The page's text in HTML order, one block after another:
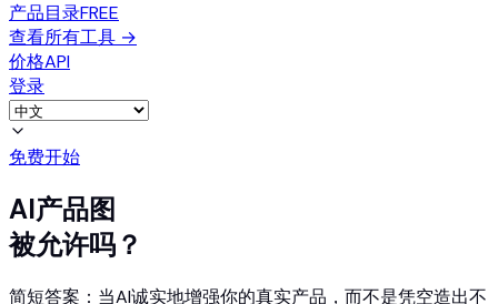
产品目录FREE
查看所有工具 →
价格API
登录
免费开始
AI产品图
被允许吗？
简短答案：当AI诚实地增强你的真实产品，而不是凭空造出不